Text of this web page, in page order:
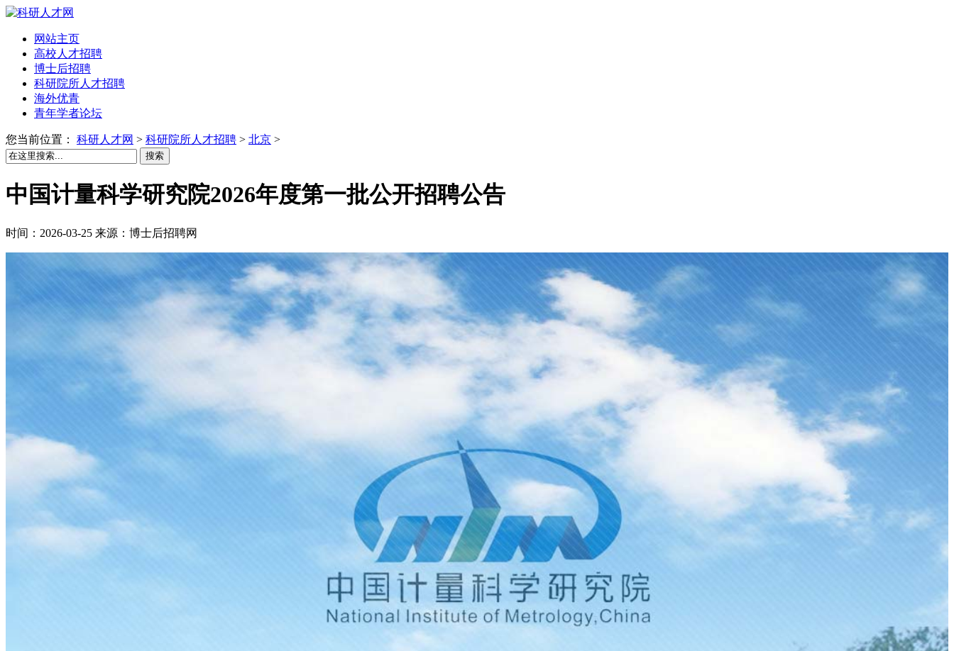
网站主页
高校人才招聘
博士后招聘
科研院所人才招聘
海外优青
青年学者论坛
您当前位置： 科研人才网 > 科研院所人才招聘 > 北京 >
搜索
中国计量科学研究院2026年度第一批公开招聘公告
时间：2026-03-25 来源：博士后招聘网